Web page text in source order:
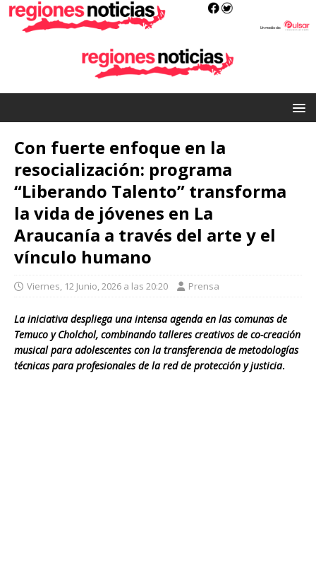
Con fuerte enfoque en la
resocialización: programa
“Liberando Talento” transforma
la vida de jóvenes en La
Araucanía a través del arte y el
vínculo humano
Viernes, 12 Junio, 2026 a las 20:20 Prensa
La iniciativa despliega una intensa agenda en las comunas de
Temuco y Cholchol, combinando talleres creativos de co-creación
musical para adolescentes con la transferencia de metodologías
técnicas para profesionales de la red de protección y justicia.